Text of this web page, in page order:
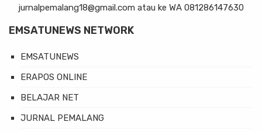
jurnalpemalang18@gmail.com atau ke WA 081286147630
EMSATUNEWS NETWORK
EMSATUNEWS
ERAPOS ONLINE
BELAJAR NET
JURNAL PEMALANG